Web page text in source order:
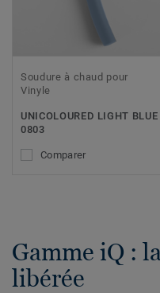
Soudure à chaud pour
Vinyle
UNICOLOURED LIGHT BLUE
0803
Comparer
Gamme iQ :
libérée